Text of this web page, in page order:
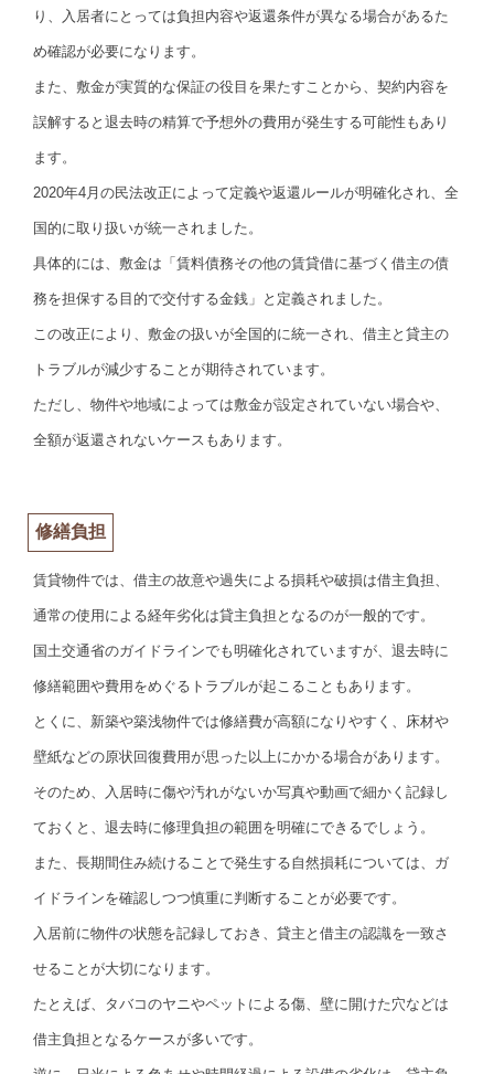
り、入居者にとっては負担内容や返還条件が異なる場合があるた
め確認が必要になります。
また、敷金が実質的な保証の役目を果たすことから、契約内容を
誤解すると退去時の精算で予想外の費用が発生する可能性もあり
ます。
2020年4月の民法改正によって定義や返還ルールが明確化され、全
国的に取り扱いが統一されました。
具体的には、敷金は「賃料債務その他の賃貸借に基づく借主の債
務を担保する目的で交付する金銭」と定義されました。
この改正により、敷金の扱いが全国的に統一され、借主と貸主の
トラブルが減少することが期待されています。
ただし、物件や地域によっては敷金が設定されていない場合や、
全額が返還されないケースもあります。
修繕負担
賃貸物件では、借主の故意や過失による損耗や破損は借主負担、
通常の使用による経年劣化は貸主負担となるのが一般的です。
国土交通省のガイドラインでも明確化されていますが、退去時に
修繕範囲や費用をめぐるトラブルが起こることもあります。
とくに、新築や築浅物件では修繕費が高額になりやすく、床材や
壁紙などの原状回復費用が思った以上にかかる場合があります。
そのため、入居時に傷や汚れがないか写真や動画で細かく記録し
ておくと、退去時に修理負担の範囲を明確にできるでしょう。
また、長期間住み続けることで発生する自然損耗については、ガ
イドラインを確認しつつ慎重に判断することが必要です。
入居前に物件の状態を記録しておき、貸主と借主の認識を一致さ
せることが大切になります。
たとえば、タバコのヤニやペットによる傷、壁に開けた穴などは
借主負担となるケースが多いです。